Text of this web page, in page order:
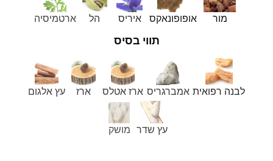
מור אופופונאקס איריס הל ארטמיסיה
תווי בסיס
לבנה רפואית אמברגריס ארז אטלס ארז עץ אלגום
עץ שדר מושק